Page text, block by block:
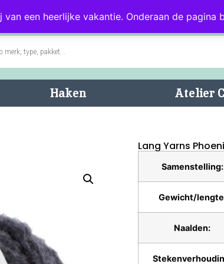
een heerlijke vakantie. Onderaan de
Blog Klantenservice
Haken Atelier
Lang Yarns
Samenstelling:
Gewicht/
Naalden: